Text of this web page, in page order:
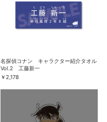
名探偵コナン キャラクター紹介タオル
Vol.2 工藤新一
￥2,178